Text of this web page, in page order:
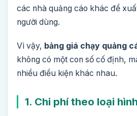
các nhà quảng cáo khác để
người dùng.
Vì vậy, bảng giá chạy quảng
không có một con số cố định,
nhiều điều kiện khác nhau.
1. Chi phí theo loại